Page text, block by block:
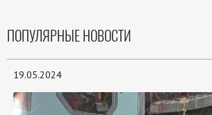
ПОПУЛЯРНЫЕ НОВОСТИ
19.05.2024